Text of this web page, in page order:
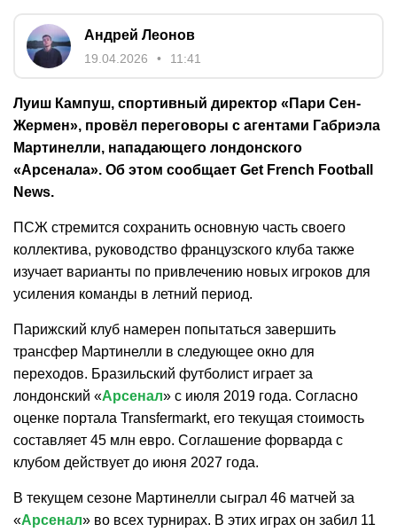
Андрей Леонов
19.04.2026 11:41
Луиш Кампуш, спортивный директор «Пари Сен-
Жермен», провёл переговоры с агентами Габриэла
Мартинелли, нападающего лондонского
«Арсенала». Об этом сообщает Get French Football
News.
ПСЖ стремится сохранить основную часть своего
коллектива, руководство французского клуба также
изучает варианты по привлечению новых игроков для
усиления команды в летний период.
Парижский клуб намерен попытаться завершить
трансфер Мартинелли в следующее окно для
переходов. Бразильский футболист играет за
лондонский «Арсенал» с июля 2019 года. Согласно
оценке портала Transfermarkt, его текущая стоимость
составляет 45 млн евро. Соглашение форварда с
клубом действует до июня 2027 года.
В текущем сезоне Мартинелли сыграл 46 матчей за
«Арсенал» во всех турнирах. В этих играх он забил 11